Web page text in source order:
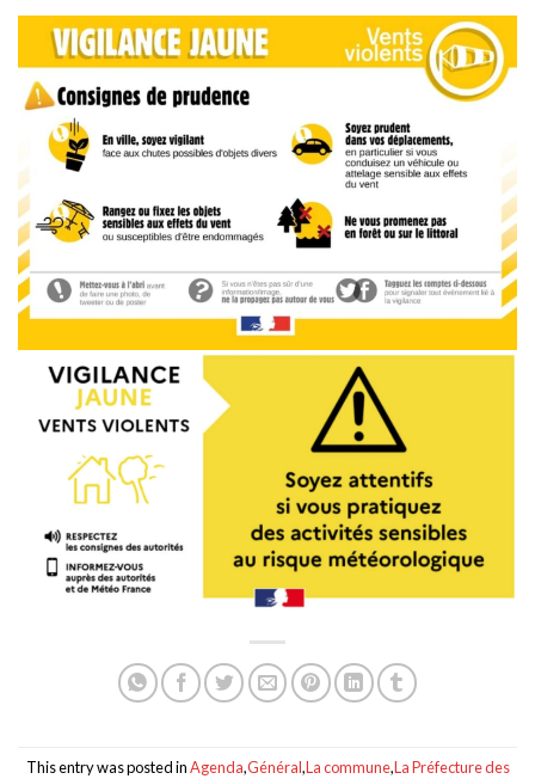
This entry was posted inAgenda,Général,La commune,La Préfecture des